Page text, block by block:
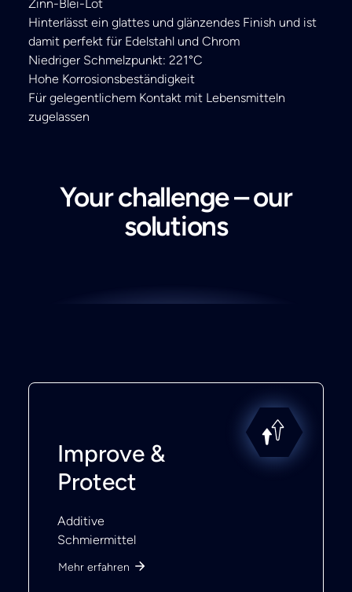
Zinn-Blei-Lot
Hinterlässt ein glattes und glänzendes Finish und ist
damit perfekt für Edelstahl und Chrom
Niedriger Schmelzpunkt: 221°C
Hohe Korrosionsbeständigkeit
Für gelegentlichem Kontakt mit Lebensmitteln
zugelassen
Your challenge – our
solutions
Improve &
Protect
Additive
Schmiermittel
Mehr erfahren